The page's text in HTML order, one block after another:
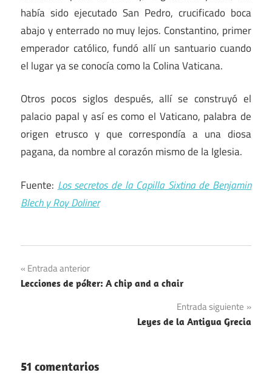
había sido ejecutado San Pedro, crucificado boca
abajo y enterrado no muy lejos. Constantino, primer
emperador católico, fundó allí un santuario cuando
el lugar ya se conocía como la Colina Vaticana.
Otros pocos siglos después, allí se construyó el
palacio papal y así es como el Vaticano, palabra de
origen etrusco y que correspondía a una diosa
pagana, da nombre al corazón mismo de la Iglesia.
Fuente: Los secretos de la Capilla Sixtina de Benjamin
Blech y Roy Doliner
Navegación
de
Entrada anterior
Lecciones de póker: A chip and a chair
Entrada siguiente
Leyes de la Antigua Grecia
51 comentarios